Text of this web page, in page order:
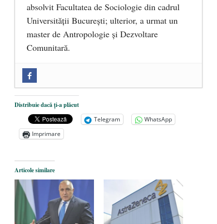
absolvit Facultatea de Sociologie din cadrul
Universității București; ulterior, a urmat un
master de Antropologie și Dezvoltare
Comunitară.
Mănăstirea „Sfânta Ana” Rohia. Părintele
Nicolae Steinhardt, comemorat la 102 ani
de la naștere - 29 iulie 2024
„Carnea cultivată” în laborator, tot mai
comercializare în UE
Părintele mărturisitor Constantin
Voicescu, pomenit, duminică, la
Mănăstirea Cernica
- 27 iulie 2024
Distribuie dacă ți-a plăcut
Telegram
WhatsApp
Imprimare
Articole similare